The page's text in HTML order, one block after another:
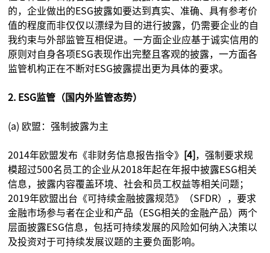
的，企业做出的ESG披露如要达到真实、准确、具有参考价
值的程度而非仅仅以漂绿为目的进行披露，仍需要企业的自
我约束与外部监管互相促进。一方面企业应基于诚实信用的
原则对自身各项ESG表现作出完整且客观的披露，一方面各
监管机构正在不断对ESG披露提出更为具体的要求。
2. ESG监管（国内外监管态势）
(a) 欧盟：强制披露为主
2014年欧盟发布《非财务信息报告指令》 [4] ，强制要求规
模超过500名员工的企业从2018年起在年报中披露ESG相关
信息，披露内容覆盖环境、社会和员工权益等相关问题；
2019年欧盟出台《可持续金融披露规范》（SFDR），要求
金融市场参与者在企业和产品（ESG相关的金融产品）两个
层面披露ESG信息，包括可持续发展的风险如何纳入决策以
及投资对于可持续发展议题的主要负面影响。